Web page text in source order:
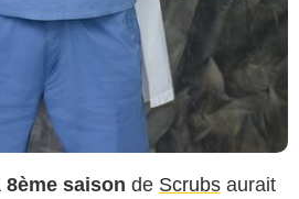
8ème saison de Scrubs aurait